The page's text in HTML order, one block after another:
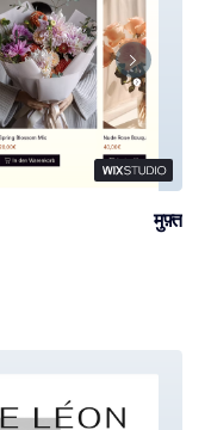
मुफ़्त